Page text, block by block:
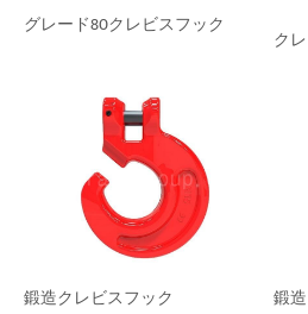
グレード80クレビスフック
ク
鍛造クレビスフック 鍛